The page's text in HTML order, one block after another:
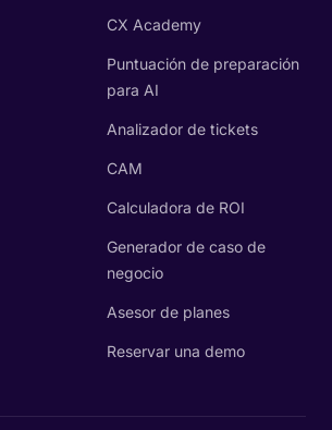
CX Academy
Puntuación de preparación
para AI
Analizador de tickets
CAM
Calculadora de ROI
Generador de caso de
negocio
Asesor de planes
Reservar una demo